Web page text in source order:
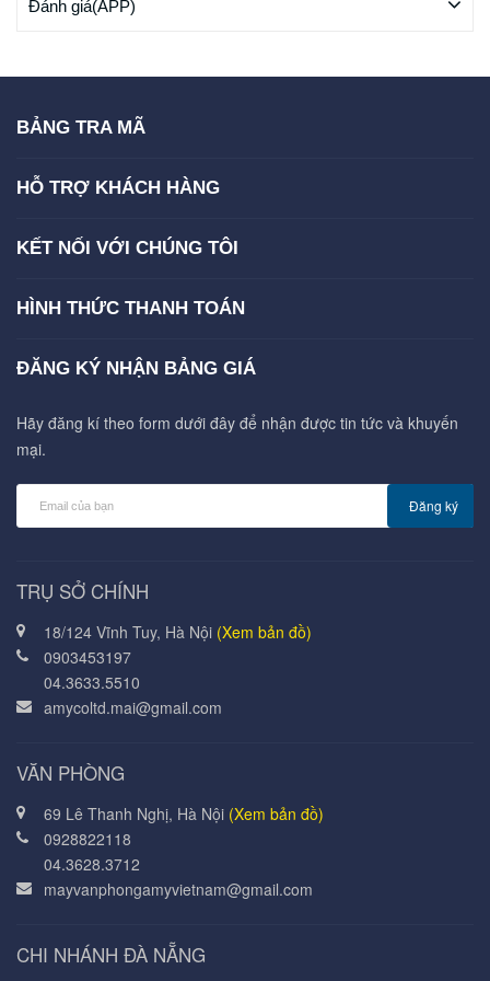
Đánh giá(APP)
BẢNG TRA MÃ
HỖ TRỢ KHÁCH HÀNG
KẾT NỐI VỚI CHÚNG TÔI
HÌNH THỨC THANH TOÁN
ĐĂNG KÝ NHẬN BẢNG GIÁ
Hãy đăng kí theo form dưới đây để nhận được tin tức và khuyến
mại.
Đăng ký
TRỤ SỞ CHÍNH
18/124 Vĩnh Tuy, Hà Nội (Xem bản đồ)
0903453197
04.3633.5510
amycoltd.mai@gmail.com
VĂN PHÒNG
69 Lê Thanh Nghị, Hà Nội (Xem bản đồ)
0928822118
04.3628.3712
mayvanphongamyvietnam@gmail.com
CHI NHÁNH ĐÀ NẴNG